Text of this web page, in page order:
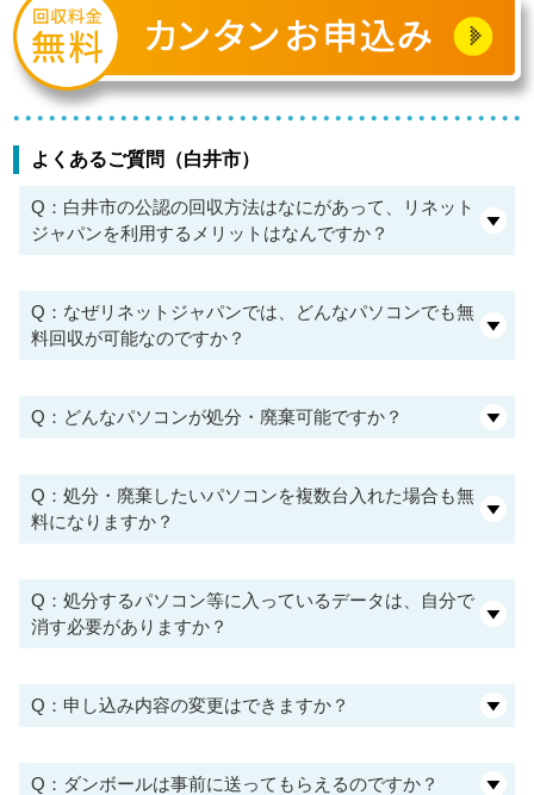
よくあるご質問（白井市）
Q：白井市の公認の回収方法はなにがあって、リネット
ジャパンを利用するメリットはなんですか？
Q：なぜリネットジャパンでは、どんなパソコンでも無
料回収が可能なのですか？
Q：どんなパソコンが処分・廃棄可能ですか？
Q：処分・廃棄したいパソコンを複数台入れた場合も無
料になりますか？
Q：処分するパソコン等に入っているデータは、自分で
消す必要がありますか？
Q：申し込み内容の変更はできますか？
Q：ダンボールは事前に送ってもらえるのですか？